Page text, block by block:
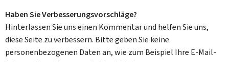
Haben Sie Verbesserungsvorschläge?
Hinterlassen Sie uns einen Kommentar und helfen Sie uns,
diese Seite zu verbessern. Bitte geben Sie keine
personenbezogenen Daten an, wie zum Beispiel Ihre E-Mail-